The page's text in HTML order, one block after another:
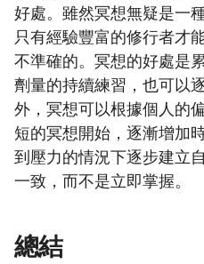
好處。雖然冥想無疑是一
只有經驗豐富的修行者才
不準確的。冥想的好處是
劑量的持續練習，也可以
外，冥想可以根據個人的
短的冥想開始，逐漸增加
到壓力的情況下逐步建立
一致，而不是立即掌握。
總結